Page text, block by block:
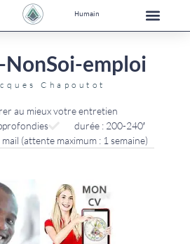
Humain
NonSoi-emploi
Chapoutot
au mieux votre entretien
durée : 200-240′
(attente maximum : 1 semaine)